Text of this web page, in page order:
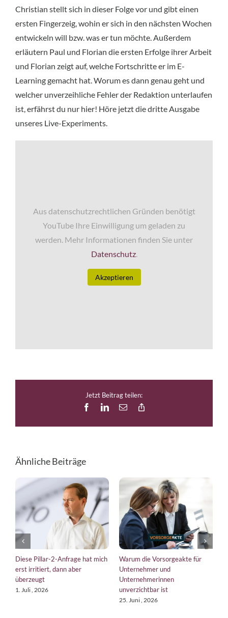
Christian stellt sich in dieser Folge vor und gibt einen
ersten Fingerzeig, wohin er sich in den nächsten Wochen
entwickeln will bzw. was er tun möchte. Außerdem
erläutern Paul und Florian die ersten Erfolge ihrer Arbeit
und Florian zeigt auf, welche Fortschritte er im E-
Learning gemacht hat. Worum es dann genau geht und
welcher unverzeihliche Fehler der Redaktion unterlaufen
ist, erfährst du nur hier! Höre jetzt die dritte Ausgabe
unseres Live-Experiments.
Aus datenschutzrechtlichen Gründen benötigt
YouTube Ihre Einwilligung um geladen zu
werden. Mehr Informationen finden Sie unter
Datenschutz.
Akzeptieren
Jetzt Beitrag teilen:
FacebookLinkedIn
E-
Ähnliche Beiträge
Diese Pillar-2-Anfrage hat mich
erst irritiert, dann aber
überzeugt
1. Juli , 2026
Warum die Vorsorgeakte für
Unternehmer und
Unternehmerinnen
unverzichtbar ist
25. Juni , 2026